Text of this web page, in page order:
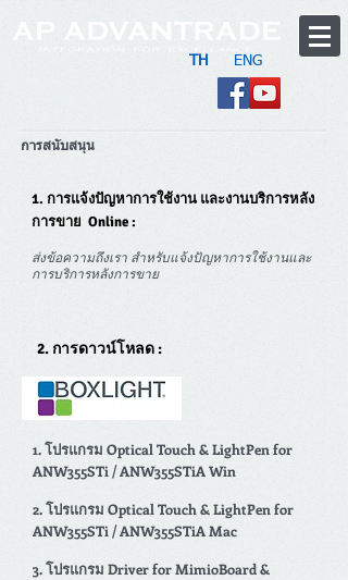
TH ENG
การสนับสนุน
1. การแจ้งปัญหาการใช้งาน และงานบริการหลัง
การขาย Online :
ส่งข้อความถึงเรา สำหรับแจ้งปัญหาการใช้งานและ
การบริการหลังการขาย
2. การดาวน์โหลด :
1. โปรแกรม Optical Touch & LightPen for
ANW355STi / ANW355STiA Win
2. โปรแกรม Optical Touch & LightPen for
ANW355STi / ANW355STiAMac
3.โปรแกรม Driver for MimioBoard &